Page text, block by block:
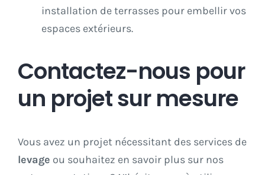
installation de terrasses pour embellir vos
espaces extérieurs.
Contactez-nous pour
un projet sur mesure
Vous avez un projet nécessitant des services de
levage ou souhaitez en savoir plus sur nos